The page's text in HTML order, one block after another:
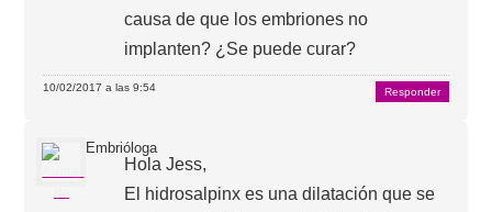
causa de que los embriones no
implanten? ¿Se puede curar?
10/02/2017 a las 9:54 Responder
Embrióloga
Hola Jess,
El hidrosalpinx es una dilatación que se